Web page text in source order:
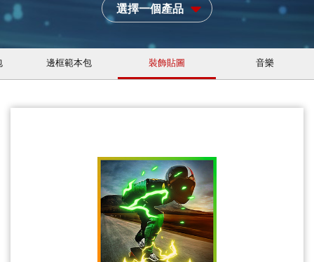
選擇一個產品
邊框範本包 裝飾貼圖 音樂